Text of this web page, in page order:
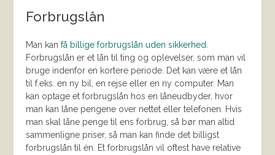
Forbrugslån
Man kan få billige forbrugslån uden sikkerhed
Forbrugslån er et lån til ting og oplevelser, som man vil
bruge indenfor en kortere periode. Det kan være et lån
til f.eks. en ny bil, en rejse eller en ny computer. Man
kan optage et forbrugslån hos en låneudbyder, hvor
man kan låne pengene over nettet eller telefonen. Hvis
man skal låne penge til ens forbrug, så bør man altid
sammenligne priser, så man kan finde det billigst
forbrugslån til én. Et forbrugslån vil oftest have relative